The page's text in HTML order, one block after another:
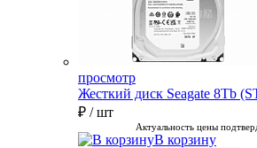
просмотр
Жесткий диск Seagate 8Tb
₽ / шт
Актуальность цены
В корзину